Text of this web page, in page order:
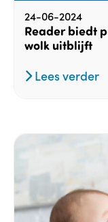
24-06-2024
Reader biedt
wolk uitblijft
Lees verder